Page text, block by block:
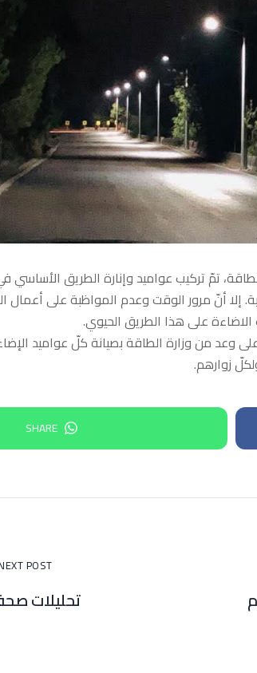
الطاقة، تمّ تركيب عواميد وإنارة الطريق
أنّ مرور الوقت وعدم المواظبة على أعمال
على هذا الطريق الحيوي.
وعد من وزارة الطاقة بصيانة كلّ عواميد
زوارهم.
SHARE
POST
تحليلات